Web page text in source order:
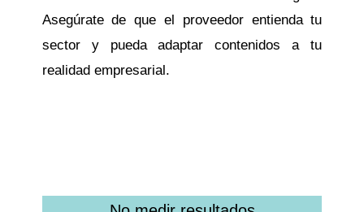
Asegúrate de que el proveedor entienda tu
sector y pueda adaptar contenidos a tu
realidad empresarial.